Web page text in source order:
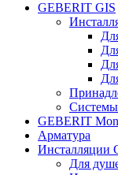
GEBERIT GIS
Системы
GEBERIT
Арматура
Инсталляции
Для